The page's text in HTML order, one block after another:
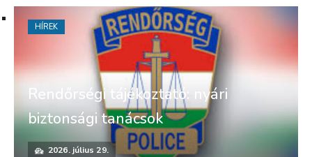
Rendőrségi tájékoztató: nyári
biztonsági tanácsok
2026. július 29.
HÍREK